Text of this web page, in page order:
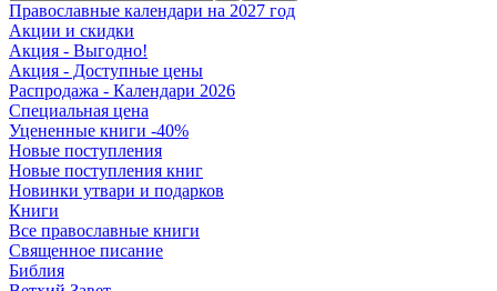
Православные календари на 2027 год
Акции и скидки
Акция - Выгодно!
Акция - Доступные цены
Распродажа - Календари 2026
Специальная цена
Уцененные книги -40%
Новые поступления
Новые поступления книг
Новинки утвари и подарков
Книги
Все православные книги
Священное писание
Библия